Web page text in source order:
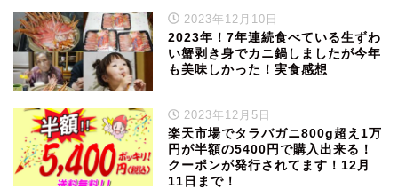
2023年12月10日
2023年！7年連続食べている生ずわ
い蟹剥き身でカニ鍋しましたが今年
も美味しかった！実食感想
2023年12月5日
楽天市場でタラバガニ800g超え1万
円が半額の5400円で購入出来る！
クーポンが発行されてます！12月
11日まで！